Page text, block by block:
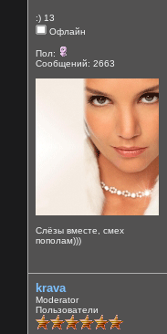
:) 13
Офлайн
Пол:
Сообщений: 2663
Слёзы вместе, смех
пополам)))
krava
Moderator
Пользователи